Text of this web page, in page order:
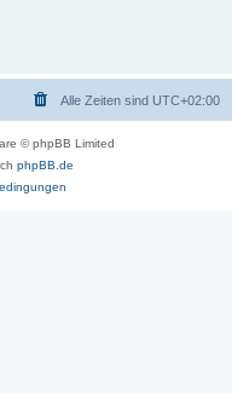
Alle Zeiten sind UTC+02:00
© phpBB Limited
phpBB.de